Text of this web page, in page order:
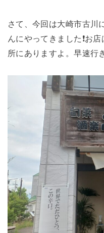
さて、今回は大崎市古川
んにやってきました❗お
所にありますよ。早速行